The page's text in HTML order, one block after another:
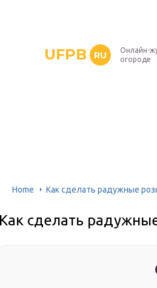
UFPB RU
Онлайн-
огороде
Home Как сделать радужные
Как сделать